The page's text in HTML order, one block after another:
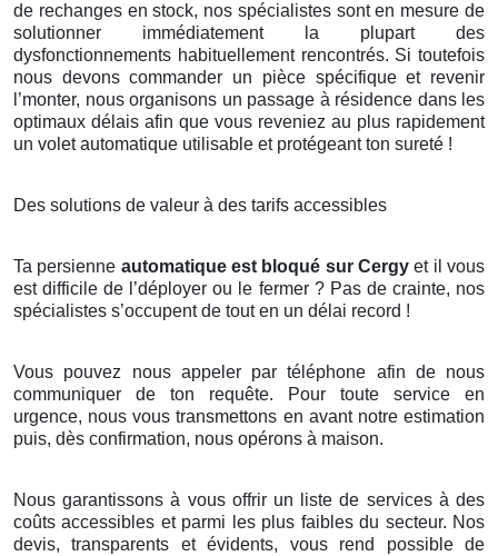
de rechanges en stock, nos spécialistes sont en mesure de
solutionner immédiatement la plupart des
dysfonctionnements habituellement rencontrés. Si toutefois
nous devons commander un pièce spécifique et revenir
l’monter, nous organisons un passage à résidence dans les
optimaux délais afin que vous reveniez au plus rapidement
un volet automatique utilisable et protégeant ton sureté !
Des solutions de valeur à des tarifs accessibles
Ta persienne automatique est bloqué sur Cergy et il vous
est difficile de l’déployer ou le fermer ? Pas de crainte, nos
spécialistes s’occupent de tout en un délai record !
Vous pouvez nous appeler par téléphone afin de nous
communiquer de ton requête. Pour toute service en
urgence, nous vous transmettons en avant notre estimation
puis, dès confirmation, nous opérons à maison.
Nous garantissons à vous offrir un liste de services à des
coûts accessibles et parmi les plus faibles du secteur. Nos
devis, transparents et évidents, vous rend possible de